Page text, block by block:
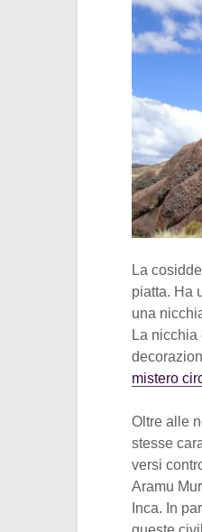
La
piatta. Ha
una
La
mistero
Oltre alle
stesse
versi
Aramu
Inca. In